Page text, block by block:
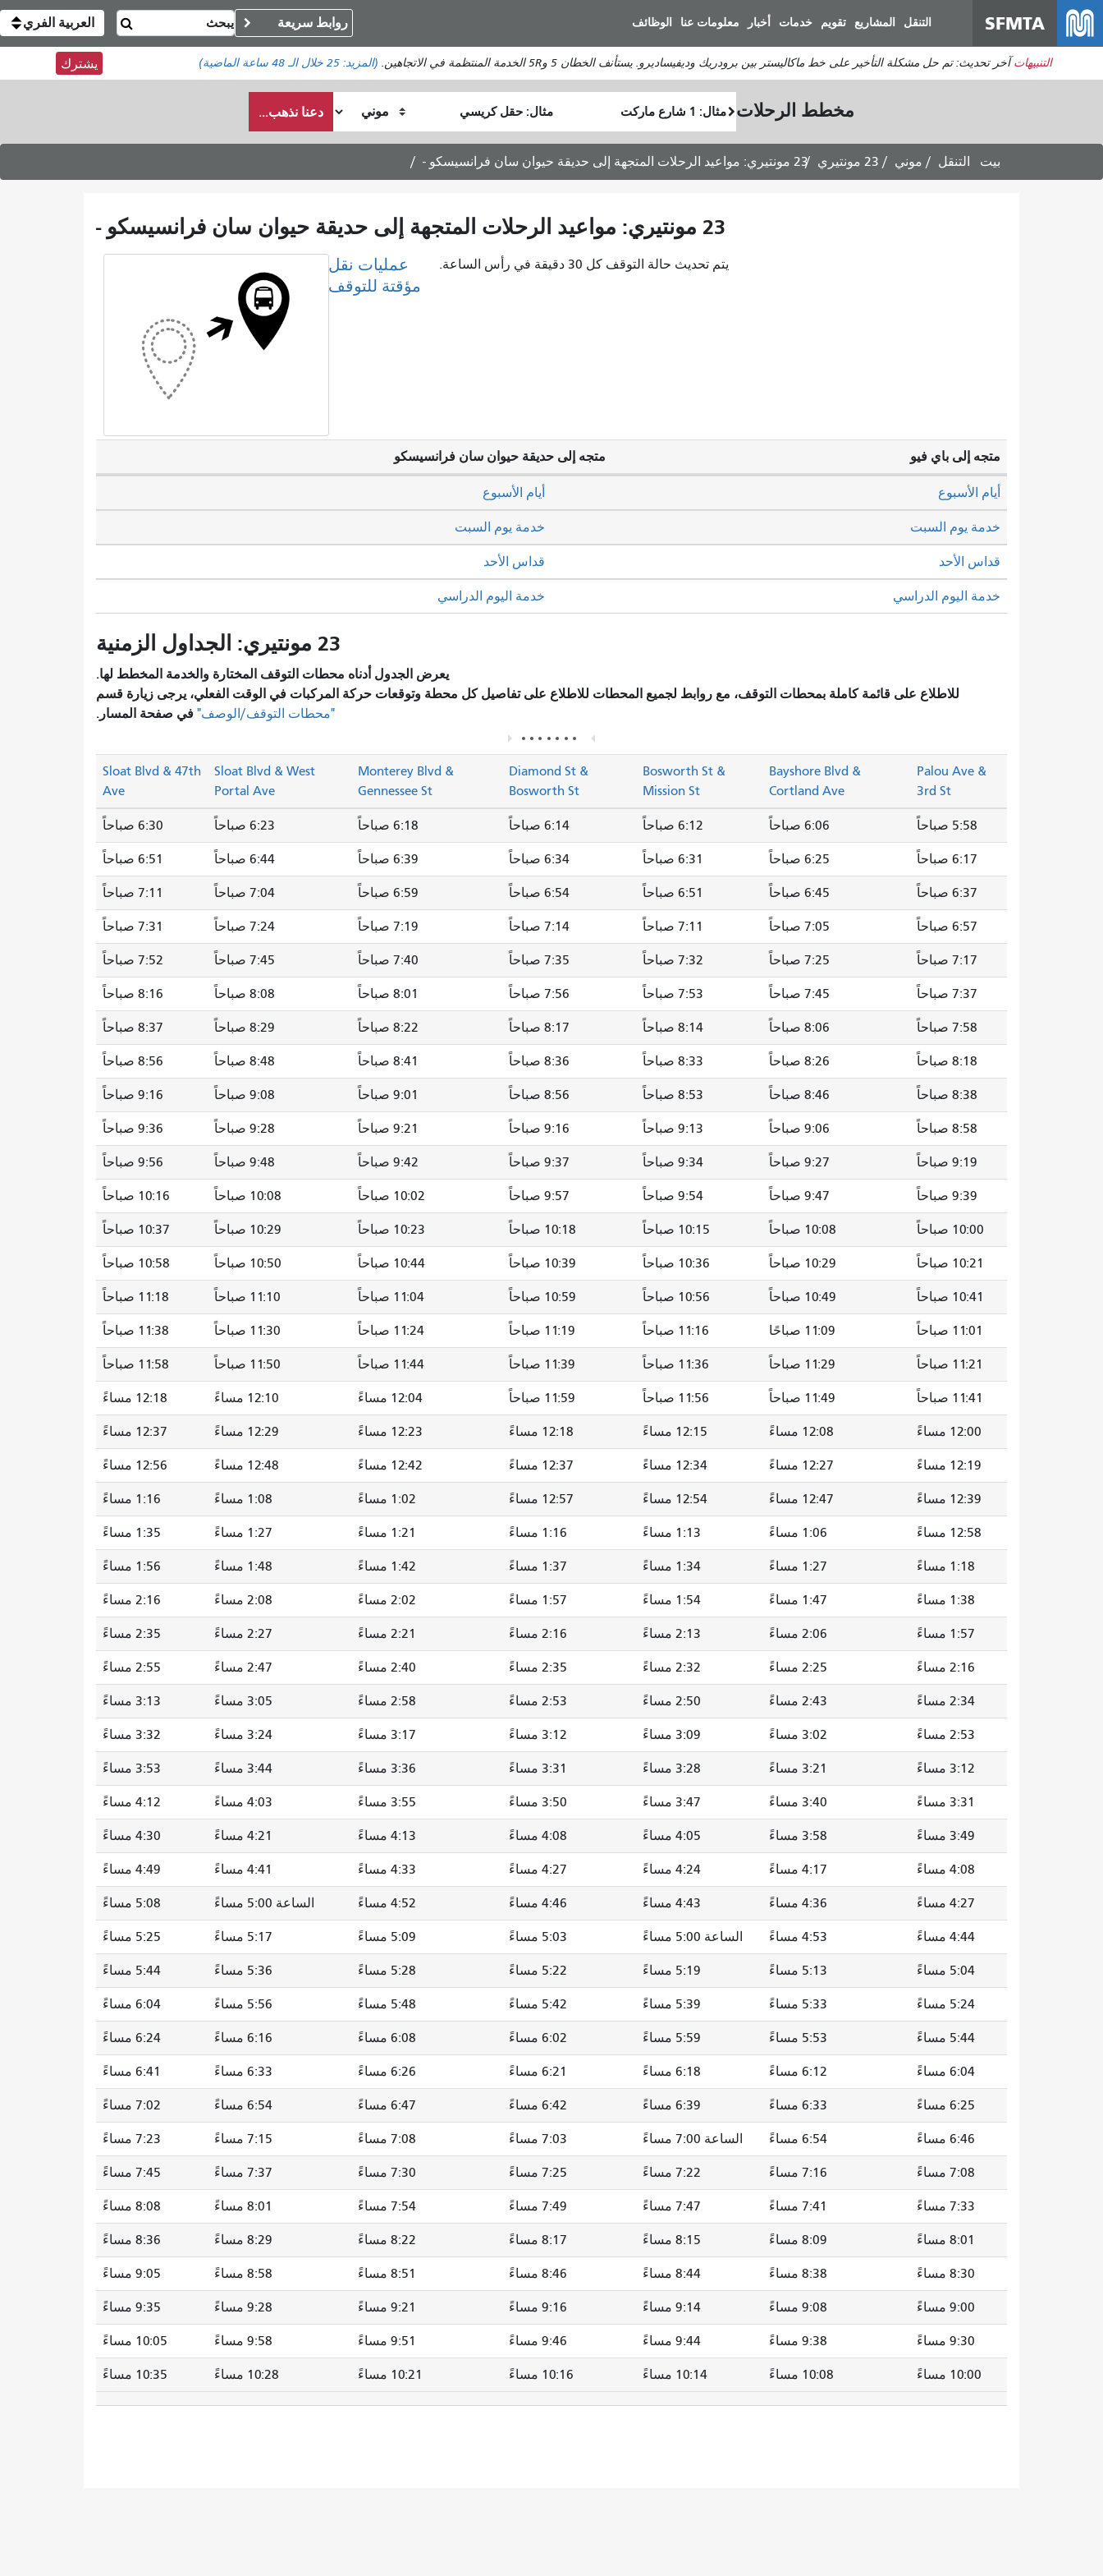
المحتوى
الرئيسي
SFMTA التنقل المشاريع تقويم خدمات أخبار معلومات عنا الوظائف روابط سريعة العربية الفري
التنبيهات آخر تحديث: تم حل مشكلة التأخير على خط ماكاليستر بين برودريك وديفيساديرو. يستأنف الخطان 5 و5R الخدمة المنتظمة في الاتجاهين. (المزيد:25 خلال الـ 48 ساعة الماضية) يشترك
مخطط الرحلات
البداية
النهاية
كيف
أرغب
في
السفر
دعنا نذهب...
بيت التنقل موني 23 مونتيري 23 مونتيري: مواعيد الرحلات المتجهة إلى حديقة حيوان سان فرانسيسكو -
23 مونتيري: مواعيد الرحلات المتجهة إلى حديقة حيوان سان فرانسيسكو -
عمليات نقل
مؤقتة للتوقف
يتم تحديث حالة التوقف كل 30 دقيقة في رأس الساعة.
متجه إلى باي فيو متجه إلى حديقة حيوان سان فرانسيسكو
خدمة يوم السبت خدمة يوم السبت
قداس الأحد قداس الأحد
أيام الأسبوع أيام الأسبوع
خدمة اليوم الدراسي خدمة اليوم الدراسي
23 مونتيري: الجداول الزمنية
يعرض الجدول أدناه محطات التوقف المختارة والخدمة المخطط لها.
للاطلاع على قائمة كاملة بمحطات التوقف، مع روابط لجميع المحطات للاطلاع على تفاصيل كل محطة وتوقعات حركة المركبات في الوقت الفعلي، يرجى زيارة قسم
"محطات التوقف/الوصف" في صفحة المسار.
Palou Ave &
3rd St
Bayshore Blvd &
Cortland Ave
Bosworth St &
Mission St
Diamond St &
Bosworth St
Monterey Blvd &
Gennessee St
Sloat Blvd & West
Portal Ave
Sloat Blvd & 47th
Ave
5:58 صباحاً 6:06 صباحاً 6:12 صباحاً 6:14 صباحاً 6:18 صباحاً 6:23 صباحاً 6:30 صباحاً
6:17 صباحاً 6:25 صباحاً 6:31 صباحاً 6:34 صباحاً 6:39 صباحاً 6:44 صباحاً 6:51 صباحاً
6:37 صباحاً 6:45 صباحاً 6:51 صباحاً 6:54 صباحاً 6:59 صباحاً 7:04 صباحاً 7:11 صباحاً
6:57 صباحاً 7:05 صباحاً 7:11 صباحاً 7:14 صباحاً 7:19 صباحاً 7:24 صباحاً 7:31 صباحاً
7:17 صباحاً 7:25 صباحاً 7:32 صباحاً 7:35 صباحاً 7:40 صباحاً 7:45 صباحاً 7:52 صباحاً
7:37 صباحاً 7:45 صباحاً 7:53 صباحاً 7:56 صباحاً 8:01 صباحاً 8:08 صباحاً 8:16 صباحاً
7:58 صباحاً 8:06 صباحاً 8:14 صباحاً 8:17 صباحاً 8:22 صباحاً 8:29 صباحاً 8:37 صباحاً
8:18 صباحاً 8:26 صباحاً 8:33 صباحاً 8:36 صباحاً 8:41 صباحاً 8:48 صباحاً 8:56 صباحاً
8:38 صباحاً 8:46 صباحاً 8:53 صباحاً 8:56 صباحاً 9:01 صباحاً 9:08 صباحاً 9:16 صباحاً
8:58 صباحاً 9:06 صباحاً 9:13 صباحاً 9:16 صباحاً 9:21 صباحاً 9:28 صباحاً 9:36 صباحاً
9:19 صباحاً 9:27 صباحاً 9:34 صباحاً 9:37 صباحاً 9:42 صباحاً 9:48 صباحاً 9:56 صباحاً
9:39 صباحاً 9:47 صباحاً 9:54 صباحاً 9:57 صباحاً 10:02 صباحاً 10:08 صباحاً 10:16 صباحاً
10:00 صباحاً 10:08 صباحاً 10:15 صباحاً 10:18 صباحاً 10:23 صباحاً 10:29 صباحاً 10:37 صباحاً
10:21 صباحاً 10:29 صباحاً 10:36 صباحاً 10:39 صباحاً 10:44 صباحاً 10:50 صباحاً 10:58 صباحاً
10:41 صباحاً 10:49 صباحاً 10:56 صباحاً 10:59 صباحاً 11:04 صباحاً 11:10 صباحاً 11:18 صباحاً
11:01 صباحاً 11:09 صباحًا 11:16 صباحاً 11:19 صباحاً 11:24 صباحاً 11:30 صباحاً 11:38 صباحاً
11:21 صباحاً 11:29 صباحاً 11:36 صباحاً 11:39 صباحاً 11:44 صباحاً 11:50 صباحاً 11:58 صباحاً
11:41 صباحاً 11:49 صباحاً 11:56 صباحاً 11:59 صباحاً 12:04 مساءً 12:10 مساءً 12:18 مساءً
12:00 مساءً 12:08 مساءً 12:15 مساءً 12:18 مساءً 12:23 مساءً 12:29 مساءً 12:37 مساءً
12:19 مساءً 12:27 مساءً 12:34 مساءً 12:37 مساءً 12:42 مساءً 12:48 مساءً 12:56 مساءً
12:39 مساءً 12:47 مساءً 12:54 مساءً 12:57 مساءً 1:02 مساءً 1:08 مساءً 1:16 مساءً
12:58 مساءً 1:06 مساءً 1:13 مساءً 1:16 مساءً 1:21 مساءً 1:27 مساءً 1:35 مساءً
1:18 مساءً 1:27 مساءً 1:34 مساءً 1:37 مساءً 1:42 مساءً 1:48 مساءً 1:56 مساءً
1:38 مساءً 1:47 مساءً 1:54 مساءً 1:57 مساءً 2:02 مساءً 2:08 مساءً 2:16 مساءً
1:57 مساءً 2:06 مساءً 2:13 مساءً 2:16 مساءً 2:21 مساءً 2:27 مساءً 2:35 مساءً
2:16 مساءً 2:25 مساءً 2:32 مساءً 2:35 مساءً 2:40 مساءً 2:47 مساءً 2:55 مساءً
2:34 مساءً 2:43 مساءً 2:50 مساءً 2:53 مساءً 2:58 مساءً 3:05 مساءً 3:13 مساءً
2:53 مساءً 3:02 مساءً 3:09 مساءً 3:12 مساءً 3:17 مساءً 3:24 مساءً 3:32 مساءً
3:12 مساءً 3:21 مساءً 3:28 مساءً 3:31 مساءً 3:36 مساءً 3:44 مساءً 3:53 مساءً
3:31 مساءً 3:40 مساءً 3:47 مساءً 3:50 مساءً 3:55 مساءً 4:03 مساءً 4:12 مساءً
3:49 مساءً 3:58 مساءً 4:05 مساءً 4:08 مساءً 4:13 مساءً 4:21 مساءً 4:30 مساءً
4:08 مساءً 4:17 مساءً 4:24 مساءً 4:27 مساءً 4:33 مساءً 4:41 مساءً 4:49 مساءً
4:27 مساءً 4:36 مساءً 4:43 مساءً 4:46 مساءً 4:52 مساءً الساعة 5:00 مساءً 5:08 مساءً
4:44 مساءً 4:53 مساءً الساعة 5:00 مساءً 5:03 مساءً 5:09 مساءً 5:17 مساءً 5:25 مساءً
5:04 مساءً 5:13 مساءً 5:19 مساءً 5:22 مساءً 5:28 مساءً 5:36 مساءً 5:44 مساءً
5:24 مساءً 5:33 مساءً 5:39 مساءً 5:42 مساءً 5:48 مساءً 5:56 مساءً 6:04 مساءً
5:44 مساءً 5:53 مساءً 5:59 مساءً 6:02 مساءً 6:08 مساءً 6:16 مساءً 6:24 مساءً
6:04 مساءً 6:12 مساءً 6:18 مساءً 6:21 مساءً 6:26 مساءً 6:33 مساءً 6:41 مساءً
6:25 مساءً 6:33 مساءً 6:39 مساءً 6:42 مساءً 6:47 مساءً 6:54 مساءً 7:02 مساءً
6:46 مساءً 6:54 مساءً الساعة 7:00 مساءً 7:03 مساءً 7:08 مساءً 7:15 مساءً 7:23 مساءً
7:08 مساءً 7:16 مساءً 7:22 مساءً 7:25 مساءً 7:30 مساءً 7:37 مساءً 7:45 مساءً
7:33 مساءً 7:41 مساءً 7:47 مساءً 7:49 مساءً 7:54 مساءً 8:01 مساءً 8:08 مساءً
8:01 مساءً 8:09 مساءً 8:15 مساءً 8:17 مساءً 8:22 مساءً 8:29 مساءً 8:36 مساءً
8:30 مساءً 8:38 مساءً 8:44 مساءً 8:46 مساءً 8:51 مساءً 8:58 مساءً 9:05 مساءً
9:00 مساءً 9:08 مساءً 9:14 مساءً 9:16 مساءً 9:21 مساءً 9:28 مساءً 9:35 مساءً
9:30 مساءً 9:38 مساءً 9:44 مساءً 9:46 مساءً 9:51 مساءً 9:58 مساءً 10:05 مساءً
10:00 مساءً 10:08 مساءً 10:14 مساءً 10:16 مساءً 10:21 مساءً 10:28 مساءً 10:35 مساءً